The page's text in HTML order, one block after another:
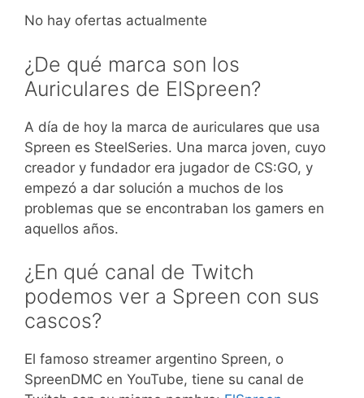
No hay ofertas actualmente
¿De qué marca son los
Auriculares de ElSpreen?
A día de hoy la marca de auriculares que usa
Spreen es SteelSeries. Una marca joven, cuyo
creador y fundador era jugador de CS:GO, y
empezó a dar solución a muchos de los
problemas que se encontraban los gamers en
aquellos años.
¿En qué canal de Twitch
podemos ver a Spreen con sus
cascos?
El famoso streamer argentino Spreen, o
SpreenDMC en YouTube, tiene su canal de